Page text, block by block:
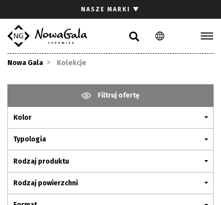
PL EN
NASZE MARKI ▼
Nowa Gala Kolekcje
Filtruj ofertę
Kolor
Typologia
Rodzaj produktu
Rodzaj powierzchni
Gdzie kupić
Pliki do pobrania
Pytania i odpowiedzi
Kariera
Kontakt
Komunikacja z akcjonariuszami